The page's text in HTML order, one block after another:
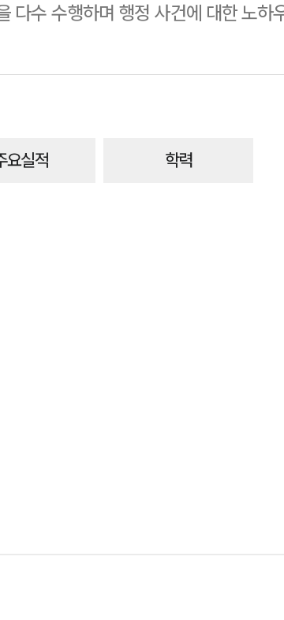
다수 수행하며 행정 사건에 대한 노하
요실적 학력